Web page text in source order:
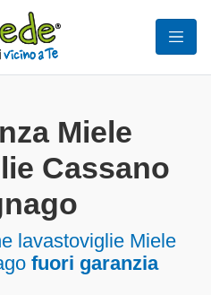
Miele
Cassano
lavastoviglie Miele
fuori garanzia